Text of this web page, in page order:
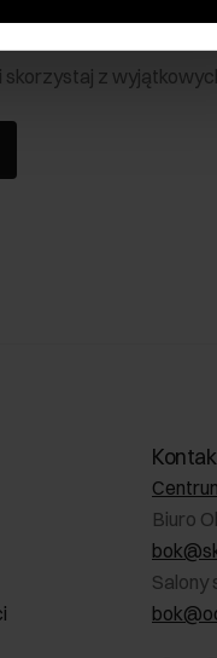
i skorzystaj z
Biuro
Salony